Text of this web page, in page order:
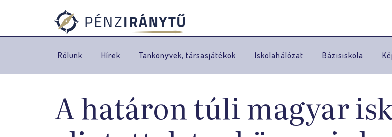
Rólunk Hírek Tankönyvek, társasjátékok Iskolahálózat Bázisiskola
A határon túli magyar